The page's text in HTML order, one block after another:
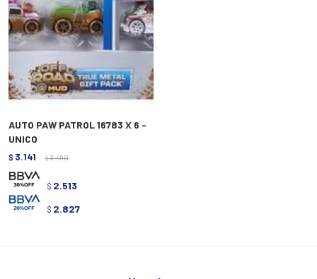
AUTO PAW PATROL 16783 X 6 -
UNICO
$ 3.141 $ 3.490
$ 2.513
$ 2.827